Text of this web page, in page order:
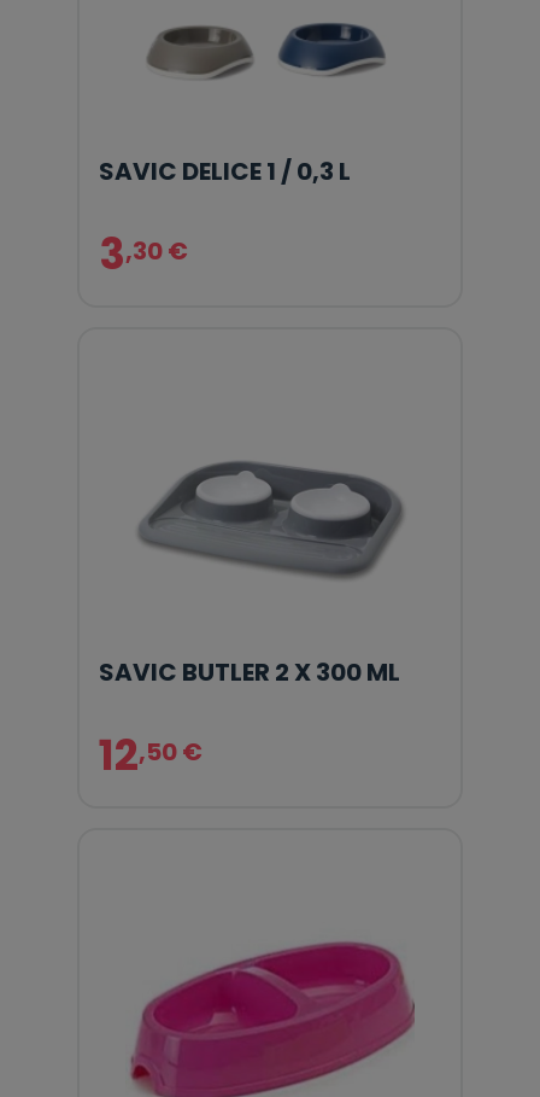
SAVIC DELICE 1 / 0,3 L
3,30 €
SAVIC BUTLER 2 X 300 ML
12,50 €